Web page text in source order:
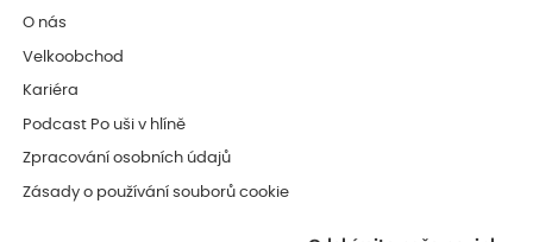
O nás
Velkoobchod
Kariéra
Podcast Po uši v hlíně
Zpracování osobních údajů
Zásady o používání souborů cookie